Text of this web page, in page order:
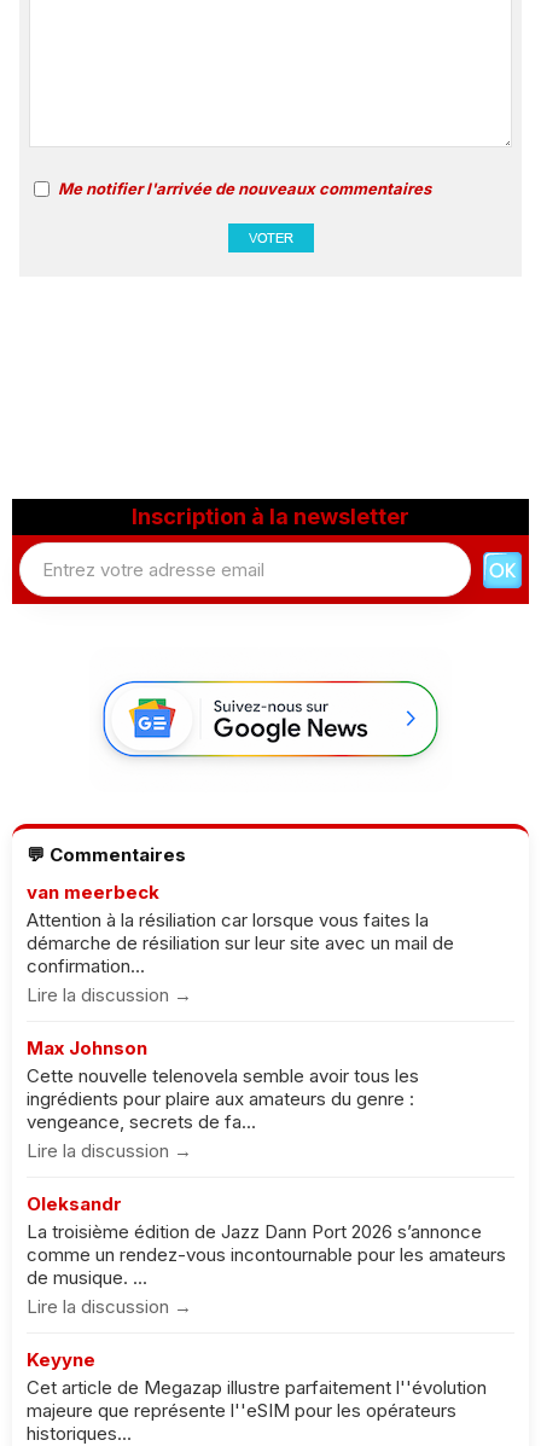
Me notifier l'arrivée de nouveaux commentaires
Inscription à la newsletter
💬 Commentaires
van meerbeck
Attention à la résiliation car lorsque vous faites la
démarche de résiliation sur leur site avec un mail de
confirmation...
Lire la discussion →
Max Johnson
Cette nouvelle telenovela semble avoir tous les
ingrédients pour plaire aux amateurs du genre :
vengeance, secrets de fa...
Lire la discussion →
Oleksandr
La troisième édition de Jazz Dann Port 2026 s’annonce
comme un rendez-vous incontournable pour les amateurs
de musique. ...
Lire la discussion →
Keyyne
Cet article de Megazap illustre parfaitement l''évolution
majeure que représente l''eSIM pour les opérateurs
historiques...